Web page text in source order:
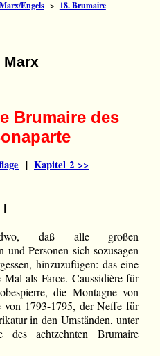
Marx/Engels> 18. Brumaire
Marx
Brumaire des
| Kapitel 2 >>
I
daß alle großen
und Personen sich sozusagen
hinzuzufügen: das eine
als Farce. Caussidière für
die Montagne von
von 1793-1795, der Neffe für
in den Umständen, unter
achtzehnten Brumaire